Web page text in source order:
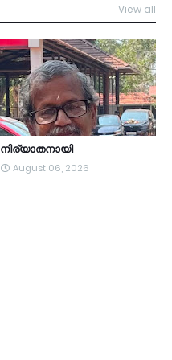
View all
നിര്യാതനായി
August 06, 2026